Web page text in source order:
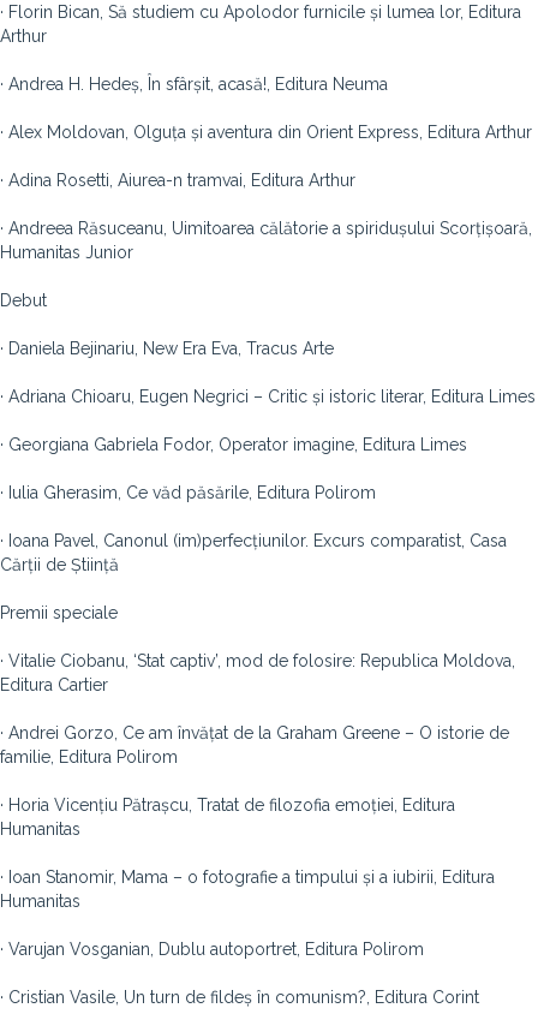
· Florin Bican, Să studiem cu Apolodor furnicile și lumea lor, Editura
Arthur
· Andrea H. Hedeș, În sfârșit, acasă!, Editura Neuma
· Alex Moldovan, Olguța și aventura din Orient Express, Editura Arthur
· Adina Rosetti, Aiurea-n tramvai, Editura Arthur
· Andreea Răsuceanu, Uimitoarea călătorie a spiridușului Scorțișoară,
Humanitas Junior
Debut
· Daniela Bejinariu, New Era Eva, Tracus Arte
· Adriana Chioaru, Eugen Negrici – Critic și istoric literar, Editura Limes
· Georgiana Gabriela Fodor, Operator imagine, Editura Limes
· Iulia Gherasim, Ce văd păsările, Editura Polirom
· Ioana Pavel, Canonul (im)perfecțiunilor. Excurs comparatist, Casa
Cărții de Știință
Premii speciale
· Vitalie Ciobanu, ‘Stat captiv’, mod de folosire: Republica Moldova,
Editura Cartier
· Andrei Gorzo, Ce am învățat de la Graham Greene – O istorie de
familie, Editura Polirom
· Horia Vicențiu Pătrașcu, Tratat de filozofia emoției, Editura
Humanitas
· Ioan Stanomir, Mama – o fotografie a timpului și a iubirii, Editura
Humanitas
· Varujan Vosganian, Dublu autoportret, Editura Polirom
· Cristian Vasile, Un turn de fildeș în comunism?, Editura Corint